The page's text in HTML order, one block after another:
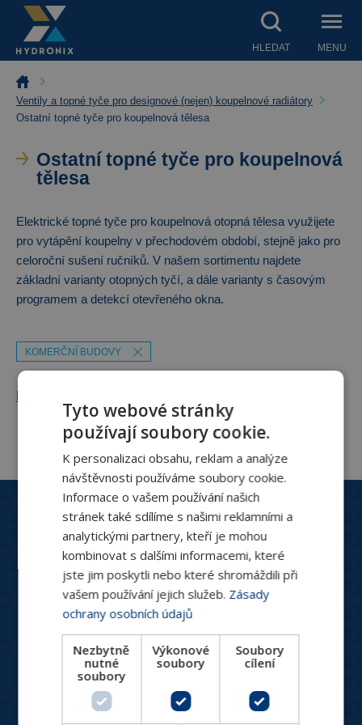
HLEDAT MENU
Ventily a topné tyče pro designové (nejen) koupelnové radiátory
Ostatní topné tyče pro koupelnová tělesa
Ostatní topné tyče pro koupelnová
tělesa
Elektrické topné tyče pro koupelnová otopná tělesa využijete
pro vytápění koupelny v přechodovém období, stejně jako pro
celoroční sušení ručníků. V našem sortimentu najdete
základní varianty otopných tyčí, a dále varianty s časovým
programem a detekcí otevřeného okna.
KOMERČNÍ BUDOVY
Zákaznický servis
+420 244 466 792
Po-Pá: 8:30 - 16:00
hydronix@hydronix.cz
Katalog produktů
HVAC ventily
Spotřebiče pro vytápění a chlazení
Měření a regulace
Větrání, rekuperace, VZT
Tyto webové stránky
používají soubory cookie.
K personalizaci obsahu, reklam a analýze
návštěvnosti používáme soubory cookie.
Informace o vašem používání našich
stránek také sdílíme s našimi reklamními a
analytickými partnery, kteří je mohou
kombinovat s dalšími informacemi, které
jste jim poskytli nebo které shromáždili při
vašem používání jejich služeb. Zásady
ochrany osobních údajů
Nezbytně
nutné
soubory
Výkonové
soubory
Soubory
cílení